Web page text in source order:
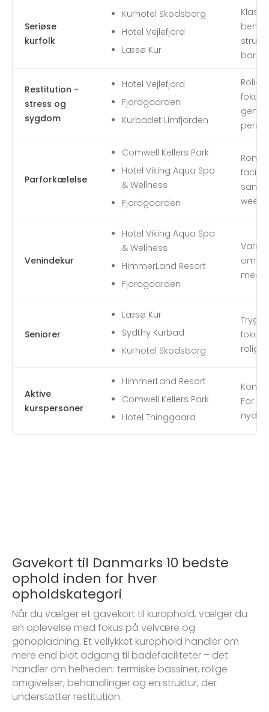
Seriøse
kurfolk
Kurhotel Skodsborg
Hotel Vejlefjord
Læsø Kur
bare
Restitution -
stress og
sygdom
Hotel Vejlefjord
Fjordgaarden
Kurbadet Limfjorden
fokus
Parforkælelse
Comwell Kellers Park
Hotel Viking Aqua Spa
& Wellness
Fjordgaarden
Venindekur
Hotel Viking Aqua Spa
& Wellness
HimmerLand Resort
Fjordgaarden
med
Seniorer
Læsø Kur
Sydthy Kurbad
Kurhotel Skodsborg
fokus
rolige
Aktive
kurspersoner
HimmerLand Resort
Comwell Kellers Park
Hotel Thinggaard
For
nyde
Gavekort til Danmarks 10 bedste
ophold inden for hver
opholdskategori
Når du vælger et gavekort til kurophold, vælger du
en oplevelse med fokus på velvære og
genopladning. Et vellykket kurophold handler om
mere end blot adgang til badefaciliteter – det
handler om helheden: termiske bassiner, rolige
omgivelser, behandlinger og en struktur, der
understøtter restitution.